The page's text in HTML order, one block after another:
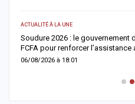
ACTUALITÉ À LA UNE
Soudure 2026 : le
FCFA pour renforcer
06/08/2026 à 18:01